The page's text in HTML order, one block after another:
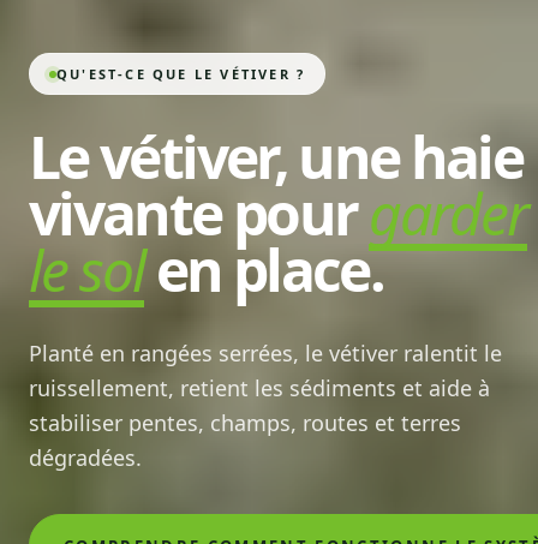
QU'EST-CE QUE LE VÉTIVER ?
Le vétiver, une haie
vivante pourgarder
le solen place.
Planté en rangées serrées, le vétiver ralentit le
ruissellement, retient les sédiments et aide à
stabiliser pentes, champs, routes et terres
dégradées.